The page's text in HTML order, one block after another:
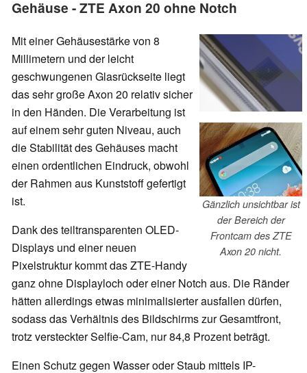
Gehäuse - ZTE Axon 20 ohne Notch
Gänzlich unsichtbar ist
der Bereich der
Frontcam des ZTE
Axon 20 nicht.
Mit einer Gehäusestärke von 8
Millimetern und der leicht
geschwungenen Glasrückseite liegt
das sehr große Axon 20 relativ sicher
in den Händen. Die Verarbeitung ist
auf einem sehr guten Niveau, auch
die Stabilität des Gehäuses macht
einen ordentlichen Eindruck, obwohl
der Rahmen aus Kunststoff gefertigt
ist.
Dank des teiltransparenten OLED-
Displays und einer neuen
Pixelstruktur kommt das ZTE-Handy
ganz ohne Displayloch oder einer Notch aus. Die Ränder
hätten allerdings etwas minimalisierter ausfallen dürfen,
sodass das Verhältnis des Bildschirms zur Gesamtfront,
trotz versteckter Selfie-Cam, nur 84,8 Prozent beträgt.
Einen Schutz gegen Wasser oder Staub mittels IP-